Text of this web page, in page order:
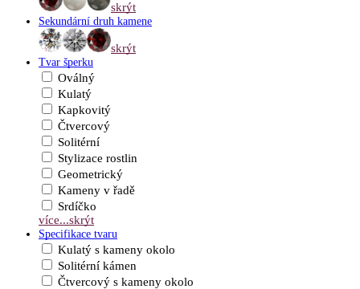
skrýt
Sekundární druh kamene
skrýt
Tvar šperku
Oválný
Kulatý
Kapkovitý
Čtvercový
Solitérní
Stylizace rostlin
Geometrický
Kameny v řadě
Srdíčko
více...skrýt
Specifikace tvaru
Kulatý s kameny okolo
Solitérní kámen
Čtvercový s kameny okolo